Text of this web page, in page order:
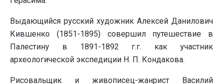
Выдающийся русский художник Алексей Данилович
Кившенко (1851-1895) совершил путешествие в
Палестину в 1891-1892 г.г. как участник
археологической экспедиции Н. П. Кондакова.
Рисовальщик и живописец-жанрист Василий